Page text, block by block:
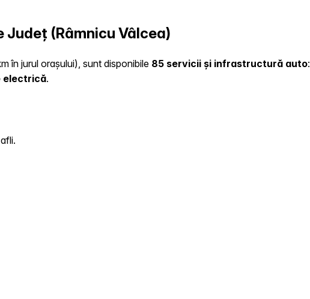
(Râmnicu Vâlcea)
în jurul orașului), sunt disponibile 85 servicii și infrastructură auto:
electrică.